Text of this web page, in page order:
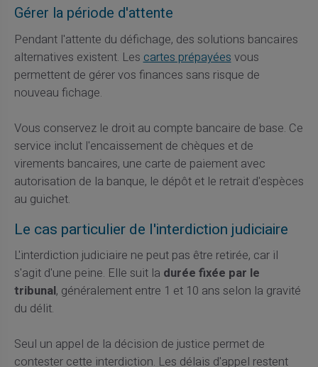
Gérer la période d'attente
Pendant l'attente du défichage, des solutions bancaires
alternatives existent. Lescartes prépayéesvous
permettent de gérer vos finances sans risque de
nouveau fichage.
Vous conservez le droit au compte bancaire de base. Ce
service inclut l'encaissement de chèques et de
virements bancaires, une carte de paiement avec
autorisation de la banque, le dépôt et le retrait d'espèces
au guichet.
Le cas particulier de l'interdiction judiciaire
L'interdiction judiciaire ne peut pas être retirée, car il
s'agit d'une peine. Elle suit la durée fixée par le
tribunal, généralement entre 1 et 10 ans selon la gravité
du délit.
Seul un appel de la décision de justice permet de
contester cette interdiction. Les délais d'appel restent